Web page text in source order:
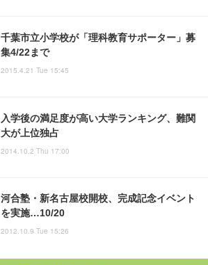
千葉市立小学校が「理科教育サポーター」募
集4/22まで
2015.4.21 Tue 15:45
入学後の満足度が高い大学ランキング、難関
大が上位独占
2014.10.2 Thu 17:00
河合塾・新名古屋校開校、完成記念イベント
を実施…10/20
2012.10.9 Tue 15:26